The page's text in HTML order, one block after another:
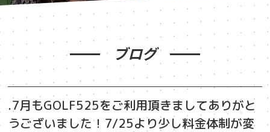
ブログ
.7月もGOLF525をご利用頂きましてありがと
うございました！7/25より少し料金体制が変